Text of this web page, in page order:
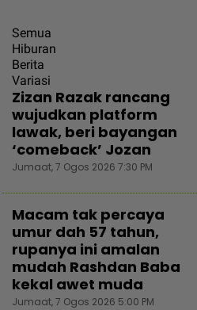
Semua
Hiburan
Berita
Variasi
Zizan Razak rancang
wujudkan platform
lawak, beri bayangan
‘comeback’ Jozan
Jumaat, 7 Ogos 2026 7:30 PM
Macam tak percaya
umur dah 57 tahun,
rupanya ini amalan
mudah Rashdan Baba
kekal awet muda
Jumaat, 7 Ogos 2026 5:00 PM